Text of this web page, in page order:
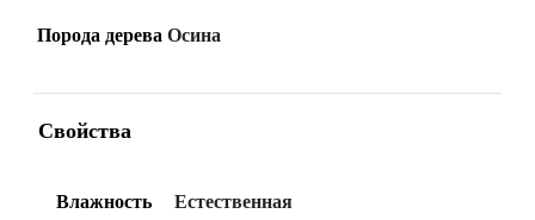
Порода дерева Осина
Свойства
Влажность Естественная